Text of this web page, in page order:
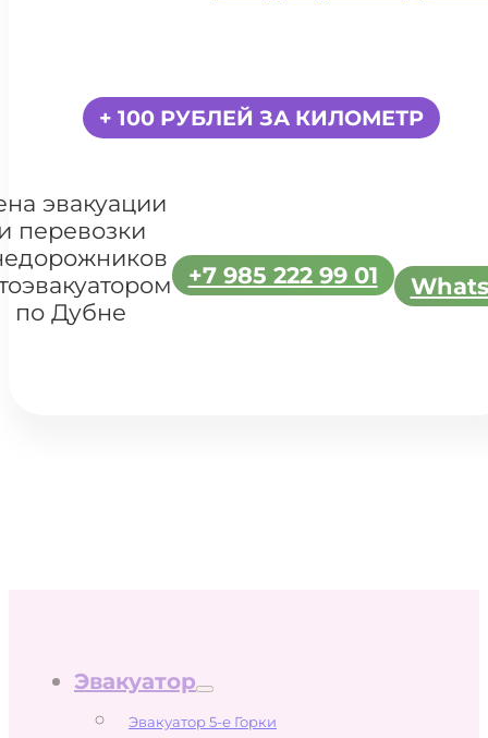
+ 100 РУБЛЕЙ ЗА КИЛОМЕТР
эвакуации
перевозки
по Дубне
+7 985 222 99 01
Эвакуатор
Эвакуатор 5-е Горки